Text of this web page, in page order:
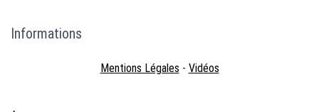
Informations
Mentions Légales - Vidéos